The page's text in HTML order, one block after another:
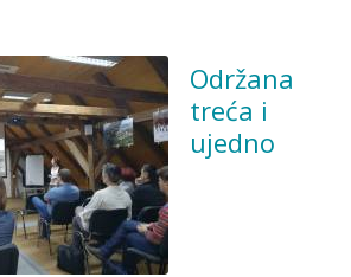
Održana
treća i
ujedno